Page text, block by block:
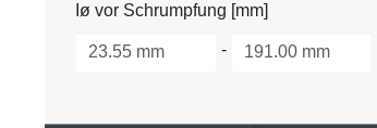
Iø vor Schrumpfung [mm]
-